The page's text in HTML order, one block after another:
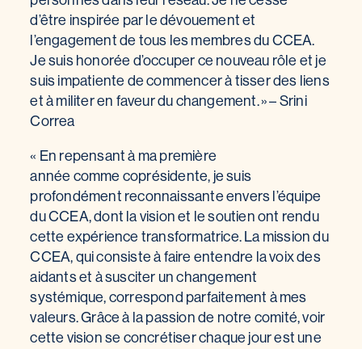
d’être inspirée par le dévouement et
l’engagement de tous les membres du CCEA.
Je suis honorée d’occuper ce nouveau rôle et je
suis impatiente de commencer à tisser des liens
et à militer en faveur du changement. » – Srini
Correa
« En repensant à ma première
année comme coprésidente, je suis
profondément reconnaissante envers l’équipe
du CCEA, dont la vision et le soutien ont rendu
cette expérience transformatrice. La mission du
CCEA, qui consiste à faire entendre la voix des
aidants et à susciter un changement
systémique, correspond parfaitement à mes
valeurs. Grâce à la passion de notre comité, voir
cette vision se concrétiser chaque jour est une